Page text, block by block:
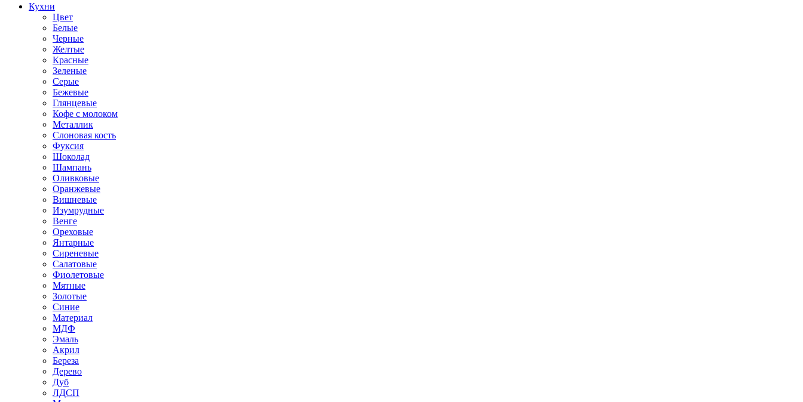
Кухни
Цвет
Белые
Черные
Желтые
Красные
Зеленые
Серые
Бежевые
Глянцевые
Кофе с молоком
Металлик
Слоновая кость
Фуксия
Шоколад
Шампань
Оливковые
Оранжевые
Вишневые
Изумрудные
Венге
Ореховые
Янтарные
Сиреневые
Салатовые
Фиолетовые
Мятные
Золотые
Синие
Материал
МДФ
Эмаль
Акрил
Береза
Дерево
Дуб
ЛДСП